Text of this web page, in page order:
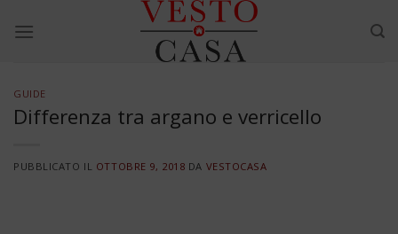
GUIDE
Differenza tra argano e verricello
PUBBLICATO IL OTTOBRE 9, 2018 DA VESTOCASA